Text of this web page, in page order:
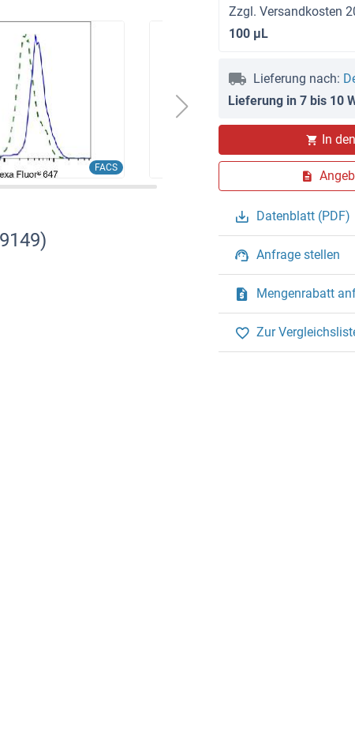
FACS
Zzgl. Versandkosten
100 μL
Lieferung nach:
Lieferung in 7 bis 10
In
Datenblatt (PDF)
Anfrage stellen
Mengenrabatt
Zur